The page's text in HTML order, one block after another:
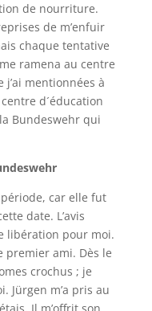
de nourriture.
de m’enfuir
chaque tentative
ramena au centre
mentionnées à
d´éducation
Bundeswehr qui
car elle fut
date. L’avis
libération pour moi.
premier ami. Dès le
crochus ; je
Jürgen m’a pris au